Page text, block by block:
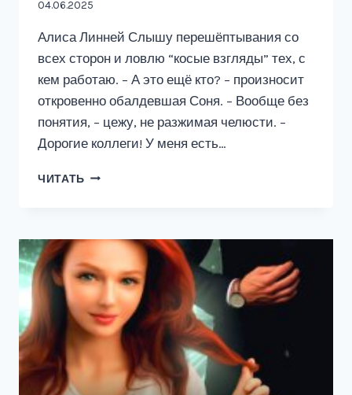
04.06.2025
Алиса Линней Слышу перешёптывания со
всех сторон и ловлю “косые взгляды” тех, с
кем работаю. – А это ещё кто? – произносит
откровенно обалдевшая Соня. – Вообще без
понятия, – цежу, не разжимая челюсти. –
Дорогие коллеги! У меня есть…
ЧИТАТЬ РАЗВОД.
ГОД